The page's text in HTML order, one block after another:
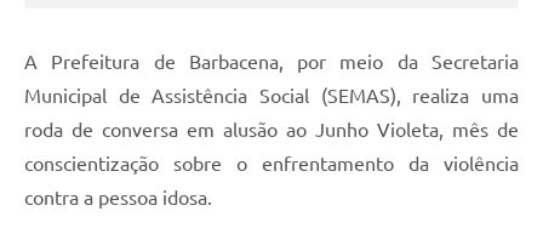
Plano Diretor e Mobilidade Urbana
3º Jornada Empreendedora BQ
Festival Gastronômico
A Prefeitura de Barbacena, por meio da Secretaria
Municipal de Assistência Social (SEMAS), realiza uma
roda de conversa em alusão ao Junho Violeta, mês de
conscientização sobre o enfrentamento da violência
contra a pessoa idosa.